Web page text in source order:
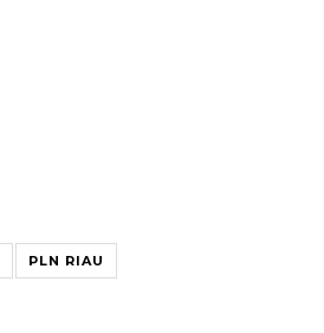
PLN RIAU